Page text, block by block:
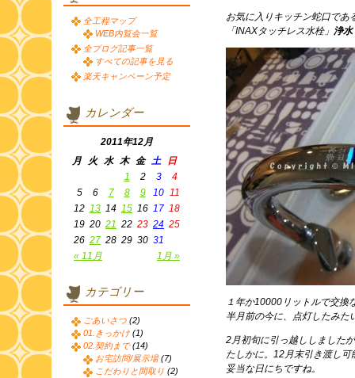
お気に入りキッチン蛇口であ
「INAXタッチレス水栓」 浄
１年か10000リットルで交換
半月前の今に、点灯したみた
2月初旬に引っ越ししました
たしかに。12月末引き渡し
妥当な日にちですね。
全工程マップ
WEB内覧会一覧
全ブログ記事一覧
すべての記事を見る
楽天キャンペーン予定
カレンダー
2011年12月
月
火 水 木 金 土 日
« 11月 1月 »
1 2 3
4
5
6 7 8 9 10 11
12 13 14 15 16 17 18
19 20 21 22 23 24 25
26 27 28 29 30 31
カテゴリー
ごあいさつ (2)
01.きっかけ (1)
02.契約まで(14)
お宅訪問/展示場(7)
こだわりと間取り (2)